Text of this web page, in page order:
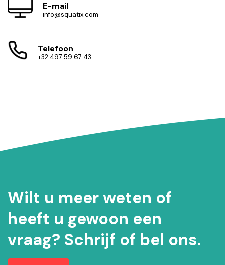
E-mail
info@squatix.com
Telefoon
+32 497 59 67 43
Wilt u meer weten of
heeft u gewoon een
vraag? Schrijf of bel ons.